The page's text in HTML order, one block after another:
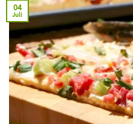
04
Juli